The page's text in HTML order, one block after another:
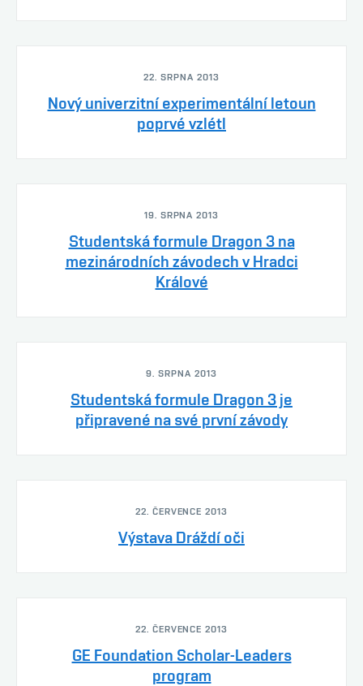
22. SRPNA 2013
Nový univerzitní experimentální letoun
poprvé vzlétl
19. SRPNA 2013
Studentská formule Dragon 3 na
mezinárodních závodech v Hradci
Králové
9. SRPNA 2013
Studentská formule Dragon 3 je
připravené na své první závody
22. ČERVENCE 2013
Výstava Dráždí oči
22. ČERVENCE 2013
GE Foundation Scholar-Leaders
program